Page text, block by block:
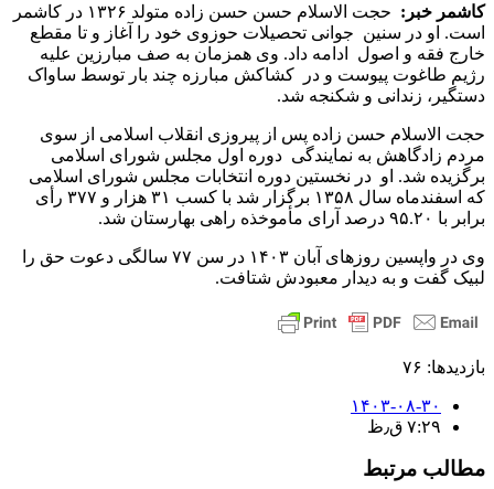
کاشمر خبر:
حجت الاسلام حسن حسن زاده متولد ۱۳۲۶ در کاشمر
است. او در سنین ‏‎ ‎‏جوانی تحصیلات حوزوی خود را آغاز و ‏‏تا ‏‏مقطع
خارج فقه و اصول ‏‎ ‎‏ادامه داد.‏ وی همزمان به صف مبارزین علیه
رژیم طاغوت پیوست و در ‏‎ ‎‏کشاکش مبارزه چند بار توسط ساواک
دستگیر، زندانی و شکنجه شد. ‏‎
‎‏حجت الاسلام حسن زاده پس از پیروزی انقلاب اسلامی از سوی
مردم زادگاهش به نمایندگی ‏‎ ‎‏دوره اول مجلس شورای اسلامی
برگزیده شد‏‏. او در نخستین دوره انتخابات مجلس شورای اسلامی
که اسفندماه سال ۱۳۵۸ برگزار شد با کسب ۳۱ هزار و ۳۷۷ رأی
برابر با ۹۵.۲۰ درصد آرای مأموخذه راهی بهارستان شد.
وی در واپسین روزهای آبان ۱۴۰۳ در سن ۷۷ سالگی دعوت حق را
لبیک گفت و به دیدار معبودش شتافت.
بازدیدها: ۷۶
۱۴۰۳-۰۸-۳۰
۷:۲۹ ق٫ظ
مطالب مرتبط